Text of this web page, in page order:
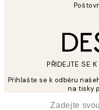
PŘIDEJTE SE
Přihlašte se k odběru
na tisky